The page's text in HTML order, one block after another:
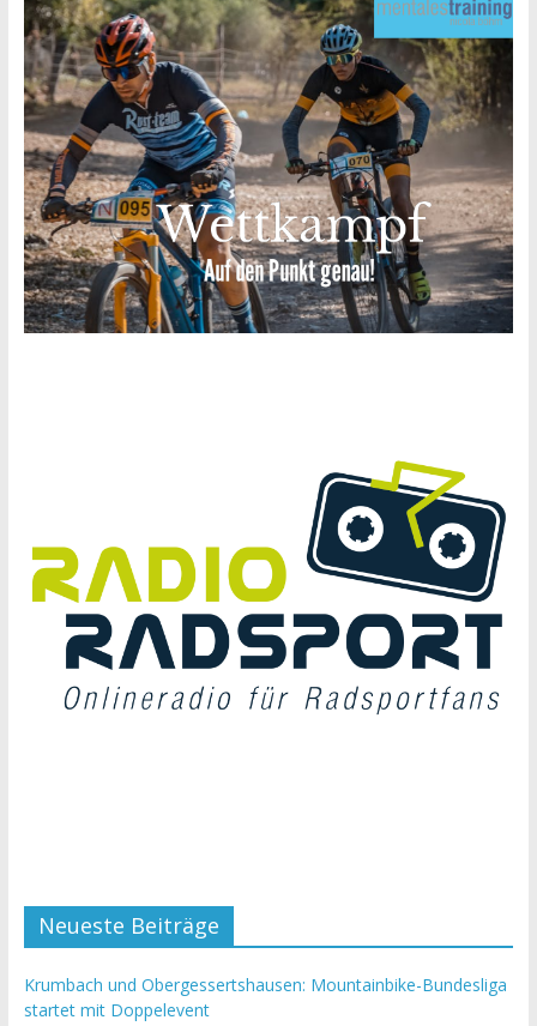
Neueste Beiträge
Krumbach und Obergessertshausen: Mountainbike-Bundesliga
startet mit Doppelevent